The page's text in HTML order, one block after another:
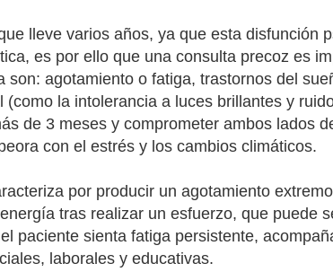
lleve varios años, ya que esta disfunción
es por ello que una consulta precoz es
agotamiento o fatiga, trastornos del
la intolerancia a luces brillantes y
de 3 meses y comprometer ambos lados
con el estrés y los cambios climáticos.
por producir un agotamiento
tras realizar un esfuerzo, que puede
paciente sienta fatiga persistente,
laborales y educativas.